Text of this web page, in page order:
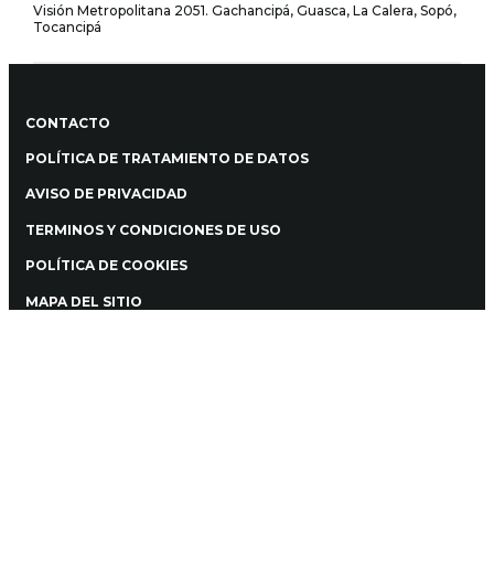
Visión Metropolitana 2051. Gachancipá, Guasca, La Calera, Sopó,
Tocancipá
CONTACTO
POLÍTICA DE TRATAMIENTO DE DATOS
AVISO DE PRIVACIDAD
TERMINOS Y CONDICIONES DE USO
POLÍTICA DE COOKIES
MAPA DEL SITIO